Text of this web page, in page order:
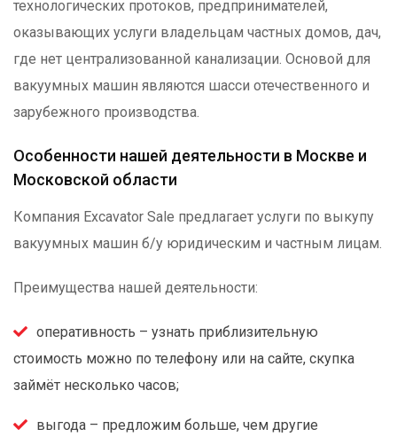
технологических протоков, предпринимателей,
оказывающих услуги владельцам частных домов, дач,
где нет централизованной канализации. Основой для
вакуумных машин являются шасси отечественного и
зарубежного производства.
Особенности нашей деятельности в Москве и
Московской области
Компания Excavator Sale предлагает услуги по выкупу
вакуумных машин б/у юридическим и частным лицам.
Преимущества нашей деятельности:
оперативность – узнать приблизительную
стоимость можно по телефону или на сайте, скупка
займёт несколько часов;
выгода – предложим больше, чем другие